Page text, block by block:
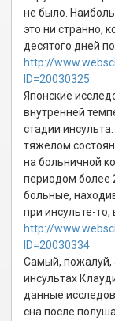
не было.
это ни странно,
десятого дней
http://
ID=20030325
Японские
внутренней
стадии
тяжелом
на больничной
периодом более
больные,
при инсульте-
http://
ID=20030334
Самый, пожалуй,
инсультах
данные
сна после